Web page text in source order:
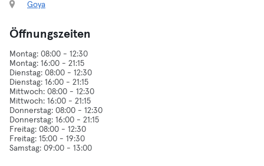
Goya
Öffnungszeiten
Montag: 08:00 - 12:30
Montag: 16:00 - 21:15
Dienstag: 08:00 - 12:30
Dienstag: 16:00 - 21:15
Mittwoch: 08:00 - 12:30
Mittwoch: 16:00 - 21:15
Donnerstag: 08:00 - 12:30
Donnerstag: 16:00 - 21:15
Freitag: 08:00 - 12:30
Freitag: 15:00 - 19:30